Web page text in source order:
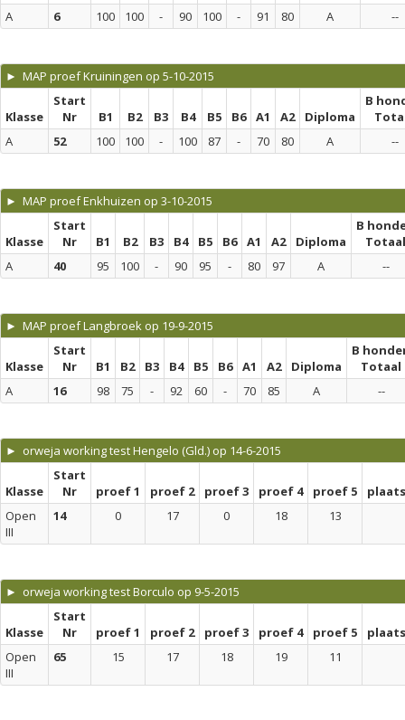
A
6 100 100 - 90 100 - 91 80 A --
► MAP proef Kruiningen op 5-10-2015
Klasse
Start
Nr
B1 B2 B3 B4 B5 B6 A1 A2 Diploma
B
A
52 100 100 - 100 87 - 70 80 A --
► MAP proef Enkhuizen op 3-10-2015
Klasse
Start
Nr
B1 B2 B3 B4 B5 B6 A1 A2 Diploma
B
Totaal
A
40 95 100 - 90 95 - 80 97 A --
► MAP proef Langbroek op 19-9-2015
Klasse
Start
Nr
B1 B2 B3 B4 B5 B6 A1 A2 Diploma
B
Totaal
A
16 98 75 - 92 60 - 70 85 A --
► orweja working test Hengelo (Gld.) op 14-6-2015
Klasse
Start
Nr
proef 1 proef 2 proef 3 proef 4 proef 5
Open
III
14 0 17 0 18 13
► orweja working test Borculo op 9-5-2015
Klasse
Start
Nr
proef 1 proef 2 proef 3 proef 4 proef 5
Open
III
65 15 17 18 19 11